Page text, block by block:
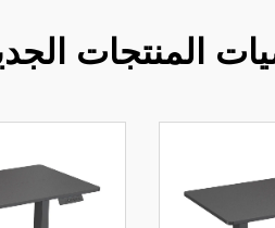
المنتجات